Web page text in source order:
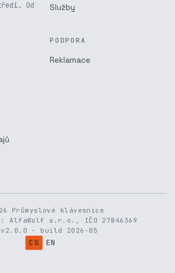
Od
Služby
PODPORA
Reklamace
Průmyslové klávesnice
AlfaWolf s.r.o., IČO 27846369
· build 2026-05
CS EN